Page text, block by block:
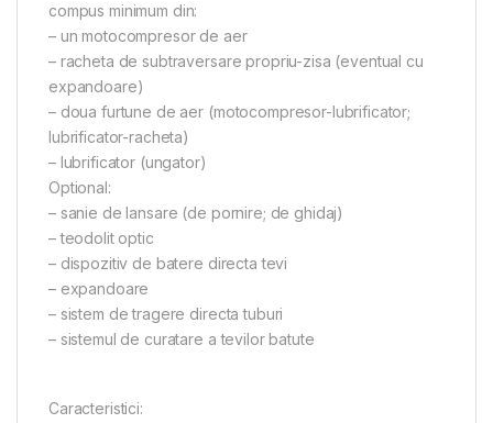
compus minimum din:
– un motocompresor de aer
– racheta de subtraversare propriu-zisa (eventual cu
expandoare)
– doua furtune de aer (motocompresor-lubrificator;
lubrificator-racheta)
– lubrificator (ungator)
Optional:
– sanie de lansare (de pornire; de ghidaj)
– teodolit optic
– dispozitiv de batere directa tevi
– expandoare
– sistem de tragere directa tuburi
– sistemul de curatare a tevilor batute
Caracteristici: